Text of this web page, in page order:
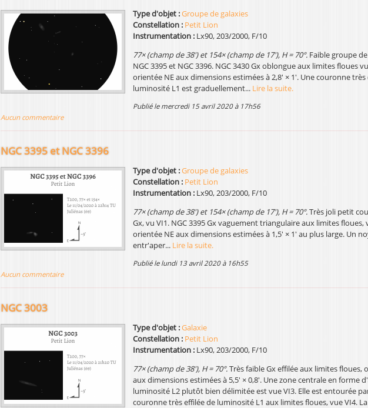
Type d'objet :Groupe de galaxies
Constellation : Petit Lion
Instrumentation : Lx90, 203/2000, F/10
77× (champ de 38') et 154× (champ de 17'), H = 70°.Faible groupe de
NGC 3395 et NGC 3396. NGC 3430 Gx oblongue aux limites floues
orientée NE aux dimensions estimées à 2,8' × 1'. Une couronne
luminosité L1 est graduellement... Lire la suite.
publié le mercredi 15 avril 2020 à 17h56
Aucun commentaire
NGC 3395 et NGC 3396
Type d'objet :Groupe de galaxies
Constellation : Petit Lion
Instrumentation : Lx90, 203/2000, F/10
77× (champ de 38') et 154× (champ de 17'), H = 70°.Très joli petit
Gx, vu VI1. NGC 3395 Gx vaguement triangulaire aux limites floues,
orientée NE aux dimensions estimées à 1,5' × 1' au plus large. Un
entr'aper... Lire la suite.
publié le lundi 13 avril 2020 à 16h55
Aucun commentaire
NGC 3003
Type d'objet :Galaxie
Constellation : Petit Lion
Instrumentation : Lx90, 203/2000, F/10
77× (champ de 38'), H = 70°.Très faible Gx effilée aux limites floues,
aux dimensions estimées à 5,5' × 0,8'. Une zone centrale en forme
luminosité L2 plutôt bien délimitée est vue VI3. Elle est entourée
couronne très effilée de luminosité L1 aux limites floues, vue VI4.